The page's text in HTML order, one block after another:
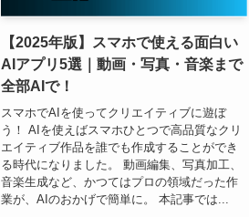
【2025年版】スマホで使える面白い
AIアプリ5選｜動画・写真・音楽まで
全部AIで！
スマホでAIを使ってクリエイティブに遊ぼ
う！ AIを使えばスマホひとつで高品質なクリ
エイティブ作品を誰でも作成することができ
る時代になりました。 動画編集、写真加工、
音楽生成など、かつてはプロの領域だった作
業が、AIのおかげで簡単に。 本記事では...